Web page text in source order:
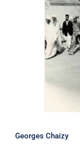
Georges Chaizy